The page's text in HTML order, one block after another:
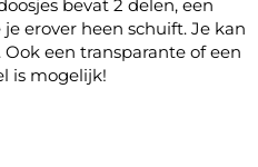
bevat 2 delen, een
erover heen schuift. Je kan
een transparante of een
is mogelijk!